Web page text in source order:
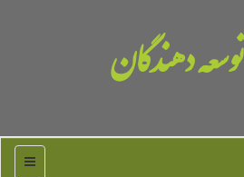
توسعه دهندگان
منو